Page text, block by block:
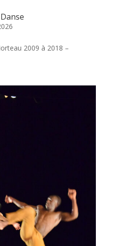
2009 à 2018 –